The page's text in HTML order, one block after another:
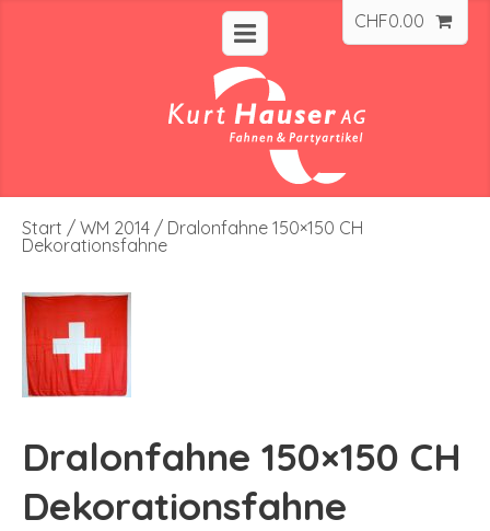
CHF0.00
Start / WM 2014 / Dralonfahne 150×150 CH
Dekorationsfahne
Dralonfahne 150×150 CH
Dekorationsfahne